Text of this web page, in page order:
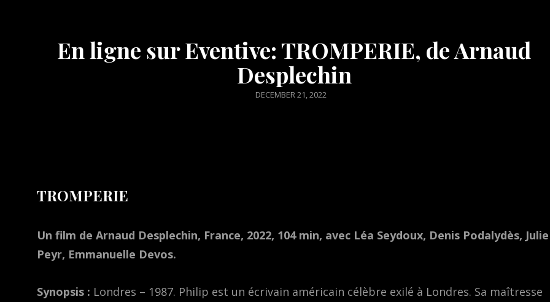
En ligne sur Eventive: TROMPERIE, de Arnaud
Desplechin
POSTED
DECEMBER 21, 2022
TROMPERIE
Un film de Arnaud Desplechin, France, 2022, 104 min, avec Léa Seydoux, Denis Podalydès, Julie
Peyr, Emmanuelle Devos.
Synopsis : Londres – 1987. Philip est un écrivain américain célèbre exilé à Londres. Sa maîtresse